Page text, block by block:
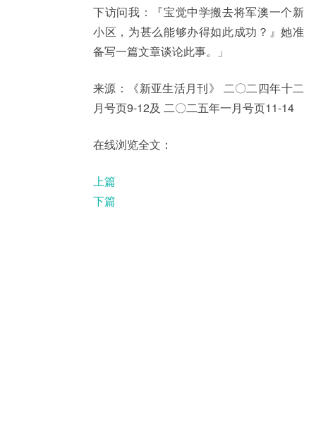
下访问我：『宝觉中学搬去将军澳一个新
小区，为甚么能够办得如此成功？』她准
备写一篇文章谈论此事。」
来源：《新亚生活月刊》 二〇二四年十二
月号页9-12及 二〇二五年一月号页11-14
在线浏览全文：
上篇
下篇